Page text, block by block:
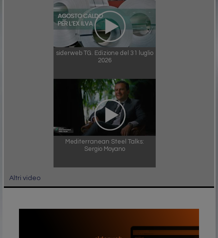
siderweb TG. Edizione del 31 luglio
2026
Mediterranean Steel Talks:
Sergio Moyano
Altri video